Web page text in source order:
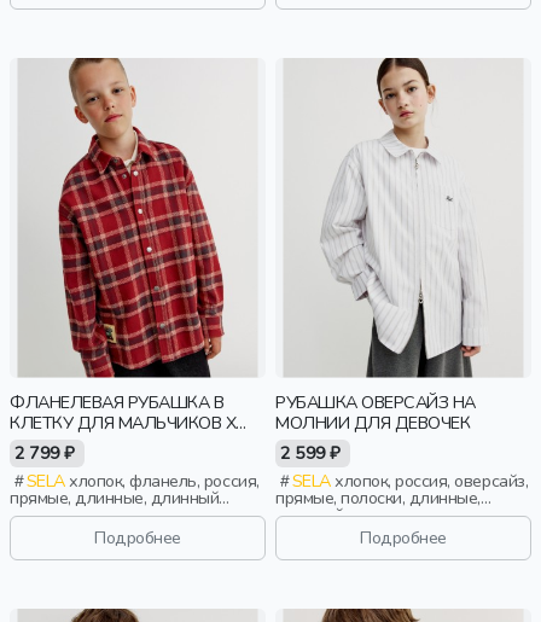
ФЛАНЕЛЕВАЯ РУБАШКА В
КЛЕТКУ ДЛЯ МАЛЬЧИКОВ X
СОЮЗМУЛЬТФИЛЬМ
2 799 ₽
SELAхлопок, фланель, россия,
прямые, длинные, длинный
рукав, застежка, кнопки,
свободные, клетка, карман,
вышивка, воротник, мальчики,
дети
Подробнее
РУБАШКА ОВЕРСАЙЗ НА
МОЛНИИ ДЛЯ ДЕВОЧЕК
2 599 ₽
SELAхлопок, россия, оверсайз,
прямые, полоски, длинные,
длинный рукав, молния,
застежка, складки, школа,
свободные, карман, вышивка,
воротник, девочки, дети
Подробнее